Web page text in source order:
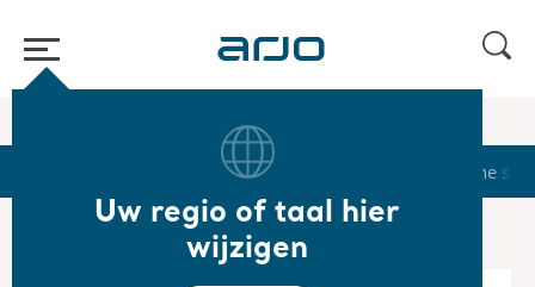
Uw regio of taal hier
wijzigen
Reports & Presentations
Reports & Presentations The